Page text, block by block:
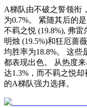
A梯队由不破之誓领衔
为0.7%。 紧随其后的
不羁之悦 (19.8%), 弗雷
明烛 (19.5%)和狂厄蔷
均胜率为18.8%。 这些
都表现出色。 从热度
达1.3%，而不羁之悦
的A梯队强力选择。